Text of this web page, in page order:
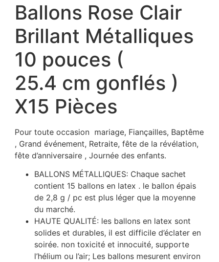
Ballons Rose Clair
Brillant Métalliques
10 pouces (
25.4 cm gonflés )
X15 Pièces
Pour toute occasion mariage, Fiançailles, Baptême
, Grand événement, Retraite, fête de la révélation,
fête d’anniversaire , Journée des enfants.
BALLONS MÉTALLIQUES: Chaque sachet
contient 15 ballons en latex . le ballon épais
de 2,8 g / pc est plus léger que la moyenne
du marché.
HAUTE QUALITÉ: les ballons en latex sont
solides et durables, il est difficile d’éclater en
soirée. non toxicité et innocuité, supporte
l’hélium ou l’air; Les ballons mesurent environ